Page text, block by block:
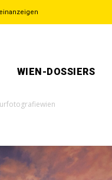
WIEN-DOSSIERS